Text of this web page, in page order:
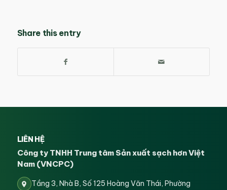
Share this entry
LIÊN HỆ
Công ty TNHH Trung tâm Sản xuất sạch hơn Việt
Nam (VNCPC)
Tầng 3, Nhà B, Số 125 Hoàng Văn Thái, Phường